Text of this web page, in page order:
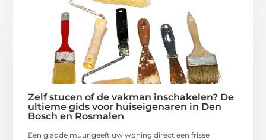
Zelf stucen of de vakman inschakelen? De
ultieme gids voor huiseigenaren in Den
Bosch en Rosmalen
Een gladde muur geeft uw woning direct een frisse